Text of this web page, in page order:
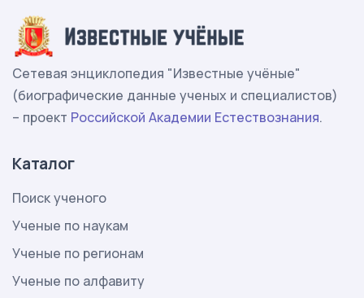
Сетевая энциклопедия "Известные учёные"
(биографические данные ученых и специалистов)
– проект Российской Академии Естествознания.
Каталог
Поиск ученого
Ученые по наукам
Ученые по регионам
Ученые по алфавиту